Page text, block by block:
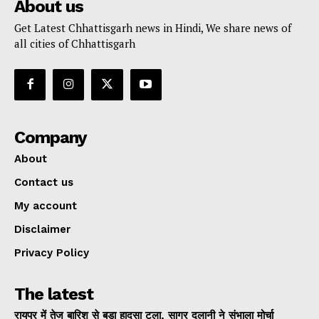
About us
Get Latest Chhattisgarh news in Hindi, We share news of
all cities of Chhattisgarh
Company
About
Contact us
My account
Disclaimer
Privacy Policy
The latest
रायपुर में तेज बारिश से बड़ा हादसा टला, सागर दुलानी ने संभाला मोर्चा